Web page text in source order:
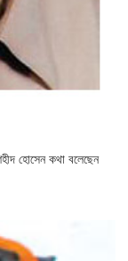
হোসেন কথা বলেছেন